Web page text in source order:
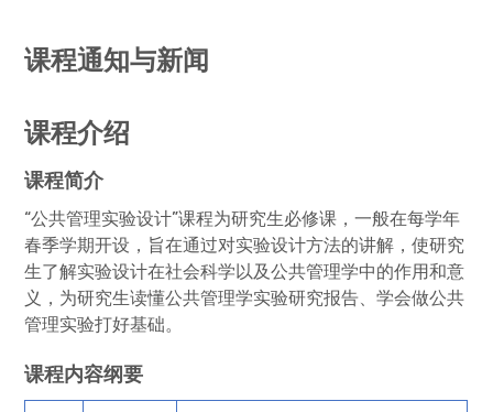
课程通知与新闻
课程介绍
课程简介
“公共管理实验设计”课程为研究生必修课，一般在每学年
春季学期开设，旨在通过对实验设计方法的讲解，使研究
生了解实验设计在社会科学以及公共管理学中的作用和意
义，为研究生读懂公共管理学实验研究报告、学会做公共
管理实验打好基础。
课程内容纲要